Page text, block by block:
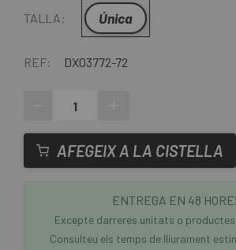
TALLA: Única
REF: DX03772-72
AFEGEIX A LA CISTELLA
ENTREGA EN 48
Excepte darreres unitats o productes
Consulteu els temps de lliurament